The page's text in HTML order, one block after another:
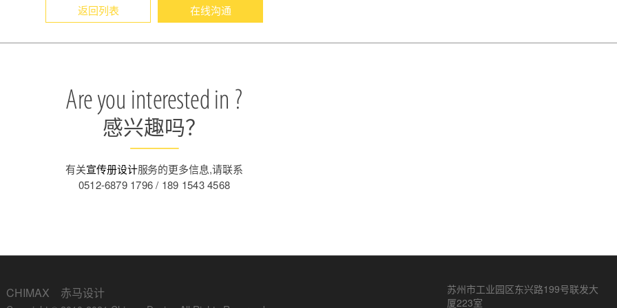
返回列表 在线沟通
Are you interested in ?
感兴趣吗？
有关宣传册设计服务的更多信息,请联系
0512-6879 1796 / 189 1543 4568
CHIMAX 赤马设计
苏州市工业园区东兴路199号联发大
厦223室